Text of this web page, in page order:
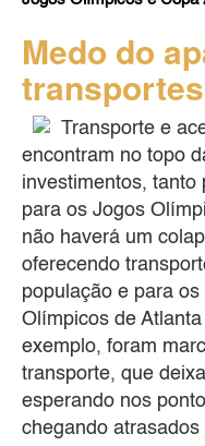
Medo do
transportes
Transporte e
encontram no topo
investimentos, tanto
para os Jogos
não haverá um
oferecendo
população e para
Olímpicos de
exemplo, foram
transporte, que
esperando nos
chegando